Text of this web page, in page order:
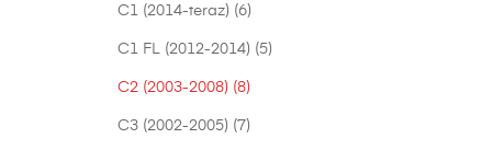
C1 (2014-teraz) (6)
C1 FL (2012-2014) (5)
C2 (2003-2008) (8)
C3 (2002-2005) (7)